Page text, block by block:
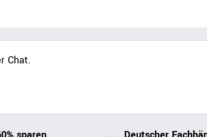
Chat.